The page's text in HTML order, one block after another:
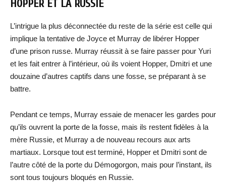
HOPPER ET LA RUSSIE
L’intrigue la plus déconnectée du reste de la série est celle qui
implique la tentative de Joyce et Murray de libérer Hopper
d’une prison russe. Murray réussit à se faire passer pour Yuri
et les fait entrer à l’intérieur, où ils voient Hopper, Dmitri et une
douzaine d’autres captifs dans une fosse, se préparant à se
battre.
Pendant ce temps, Murray essaie de menacer les gardes pour
qu’ils ouvrent la porte de la fosse, mais ils restent fidèles à la
mère Russie, et Murray a de nouveau recours aux arts
martiaux. Lorsque tout est terminé, Hopper et Dmitri sont de
l’autre côté de la porte du Démogorgon, mais pour l’instant, ils
sont tous toujours bloqués en Russie.